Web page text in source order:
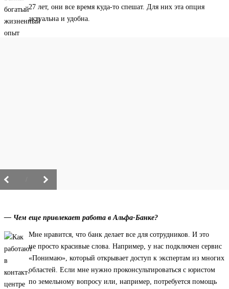
27 лет, они все время куда-то спешат. Для них эта опция
актуальна и удобна.
— Чем еще привлекает работа в Альфа-Банке?
Мне нравится, что банк делает все для сотрудников. И это
не просто красивые слова. Например, у нас подключен сервис
«Понимаю», который открывает доступ к экспертам из многих
областей. Если мне нужно проконсультироваться с юристом
по земельному вопросу или, например, потребуется помощь